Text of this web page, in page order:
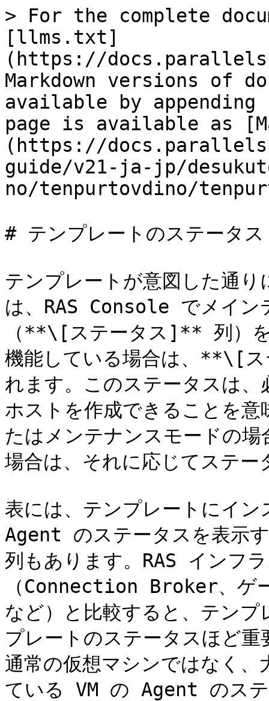
> For the complete
[llms.txt]
(https://
Markdown versions of
available by
page is available as
(https://
guide/v21-ja-jp/
no/tenpurtovdino/
# テンプレートのステータス
テンプレートが意図した通
は、RAS Console でメイン
（**\[ステータス]** 列）を
機能している場合は、**\[
れます。このステータスは
ホストを作成できることを
たはメンテナンスモードの
場合は、それに応じてステー
表には、テンプレートにイ
Agent のステータスを表
列もあります。RAS インフ
（Connection Broker、ゲ
など）と比較すると、テン
プレートのステータスほど
通常の仮想マシンではなく
ている VM の Agent のステ